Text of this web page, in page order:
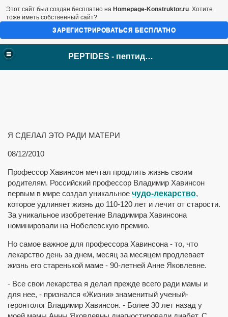
PEPTIDES - пептиды Хавинсона
Я СДЕЛАЛ ЭТО РАДИ МАТЕРИ
08/12/2010
Профессор Хавинсон мечтал продлить жизнь своим
родителям. Российский профессор Владимир Хавинсон
первым в мире создал уникальное чудо-лекарство,
которое удлиняет жизнь до 110-120 лет и лечит от старости.
За уникальное изобретение Владимира Хавинсона
номинировали на Нобелевскую премию.
Но самое важное для профессора Хавинсона - то, что
лекарство день за днем, месяц за месяцем продлевает
жизнь его старенькой маме - 90-летней Анне Яковлевне.
- Все свои лекарства я делал прежде всего ради мамы и
для нее, - признался «Жизни» знаменитый ученый-
геронтолог Владимир Хавинсон. - Более 30 лет назад у
Закрыть меню
PEPTIDES: пептиды Хавинсона
ПК в растворе
Пептиды СПОРТ
Мезотели наружные
Лечебно-профилактические
Для снижения веса
Лечебно-профилактические1
Фиточаи
Косметика Youth Gems
Косметика Revilab
Anti-age complex NB
Серия для детей Little Collection
Зубная серия Revidont
Уход за телом и волосами
Здоровье животных
Комплексное применение
Регистрация
Этот сайт был создан бесплатно на Homepage-Konstruktor.ru. Хотите
тоже иметь собственный сайт?
ЗАРЕГИСТРИРОВАТЬСЯ БЕСПЛАТНО